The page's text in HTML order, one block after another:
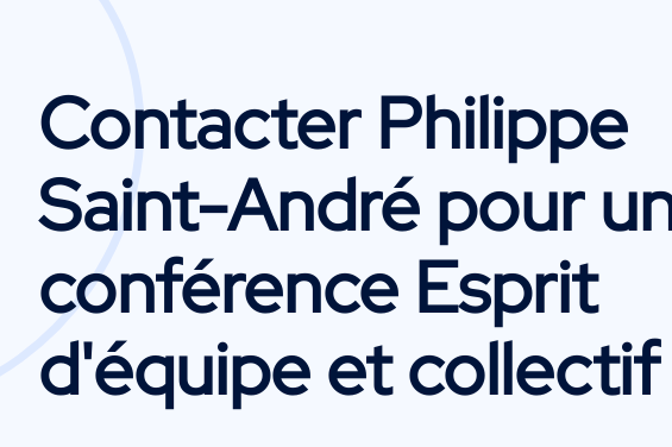
Contacter Philippe
Saint-André pour
conférence Esprit
d'équipe et collectif